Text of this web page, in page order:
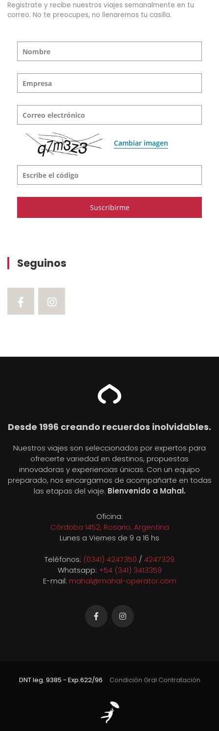
Registrate y recibe nuestros viajes semanalmente en tu
correo. No te preocupes, no llenaremos tu casilla.
Nombre
Empresa
Correo electrónico
Cambiar imagen
Escribe el código
Seguinos
Desde 1996 creando recuerdos inolvidables.
Nuestros viajes son seleccionados por expertos para
ofrecerte variedad en destinos, propuestas
innovadoras y experiencias únicas. Con un equipo
preparado, nos encargamos de acompañarte en todas
las etapas del viaje. Bienvenido a Mahal.
Oficina:
Córdoba 1452, Rosario, Argentina
Lunes a Viernes de 9 a 16 hs
Teléfonos: (0341) 4247350 / 4247329
Whatsapp: +54 (341) 3413359
E-mail: mahal@mahal-operator.com
DNT leg. 9385 - Exp.622/96 Condición Gral Contratación